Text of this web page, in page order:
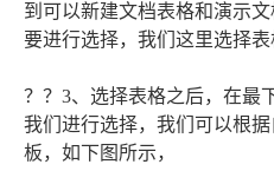
到可以新建文档表格和演示
要进行选择，我们这里选择表
？？3、选择表格之后，在最
我们进行选择，我们可以根
板，如下图所示，